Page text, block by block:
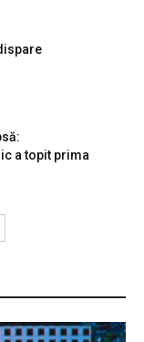
a topit prima